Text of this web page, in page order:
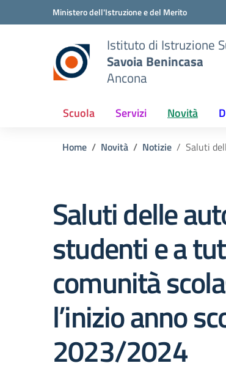
Vai ai contenuti
Vai al menu di navigazioneMinistero dell'Istruzione e del Merito
Istituto di Istruzione
Savoia Benincasa
Ancona
Scuola Servizi Novità
Home Novità Notizie Saluti
Saluti delle
studenti e a
comunità
l’inizio anno
2023/2024